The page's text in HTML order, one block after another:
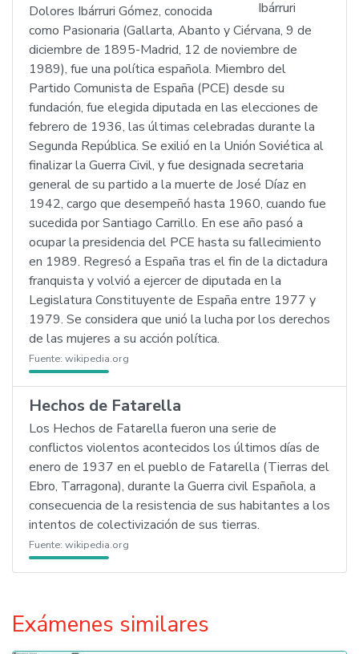
Dolores Ibárruri Gómez, conocida
como Pasionaria (Gallarta, Abanto y Ciérvana, 9 de
diciembre de 1895-Madrid, 12 de noviembre de
1989), fue una política española. Miembro del
Partido Comunista de España (PCE) desde su
fundación, fue elegida diputada en las elecciones de
febrero de 1936, las últimas celebradas durante la
Segunda República. Se exilió en la Unión Soviética al
finalizar la Guerra Civil, y fue designada secretaria
general de su partido a la muerte de José Díaz en
1942, cargo que desempeñó hasta 1960, cuando fue
sucedida por Santiago Carrillo. En ese año pasó a
ocupar la presidencia del PCE hasta su fallecimiento
en 1989. Regresó a España tras el fin de la dictadura
franquista y volvió a ejercer de diputada en la
Legislatura Constituyente de España entre 1977 y
1979. Se considera que unió la lucha por los derechos
de las mujeres a su acción política.
Fuente: wikipedia.org
Hechos de Fatarella
Los Hechos de Fatarella fueron una serie de
conflictos violentos acontecidos los últimos días de
enero de 1937 en el pueblo de Fatarella (Tierras del
Ebro, Tarragona), durante la Guerra civil Española, a
consecuencia de la resistencia de sus habitantes a los
intentos de colectivización de sus tierras.
Fuente: wikipedia.org
Exámenes similares